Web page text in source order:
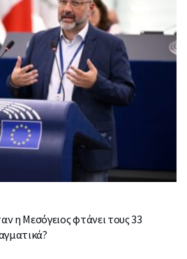
η Μεσόγειος φτάνει τους 33